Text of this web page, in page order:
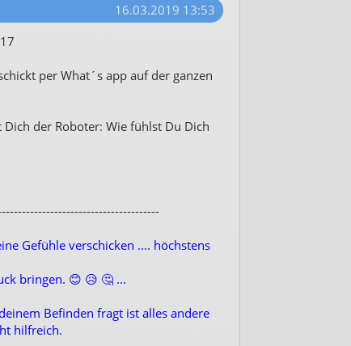
16.03.2019 13:53
per What´s app auf der ganzen
der Roboter: Wie fühlst Du Dich
Gefühle verschicken .... höchstens
bringen. 😊 😥 🤔 ...
Befinden fragt ist alles andere
hilfreich.